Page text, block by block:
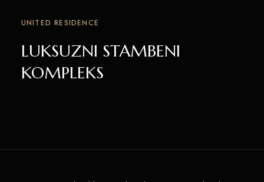
UNITED RESIDENCE
LUKSUZNI STAMBENI
KOMPLEKS